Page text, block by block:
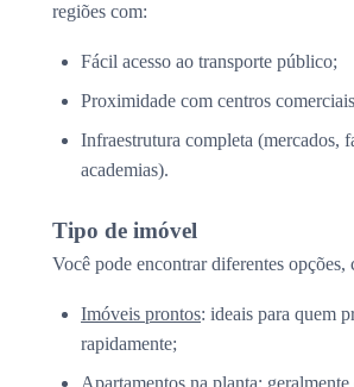
regiões com:
Fácil acesso ao transporte público;
Proximidade com centros
Infraestrutura completa (mercados,
academias).
Tipo de imóvel
Você pode encontrar diferentes opções,
Imóveis prontos: ideais para quem
rapidamente;
Apartamentos na planta: